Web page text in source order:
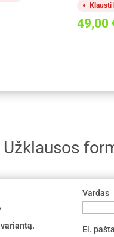
Klausti
49,00
Užklausos
Vardas
El.